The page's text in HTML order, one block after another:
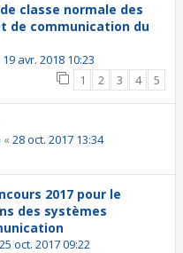
classe normale des
de communication du
19 avr. 2018 10:23
1 2 3 4 5
« 28 oct. 2017 13:34
2017 pour le
des systèmes
25 oct. 2017 09:22